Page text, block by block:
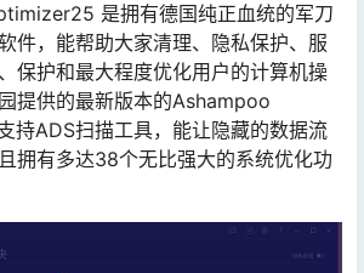
是拥有德国纯正血统的军刀
件，能帮助大家清理、隐私保护、服
保护和最大程度优化用户的计算机操
提供的最新版本的Ashampoo
持ADS扫描工具，能让隐藏的数据流
拥有多达38个无比强大的系统优化功